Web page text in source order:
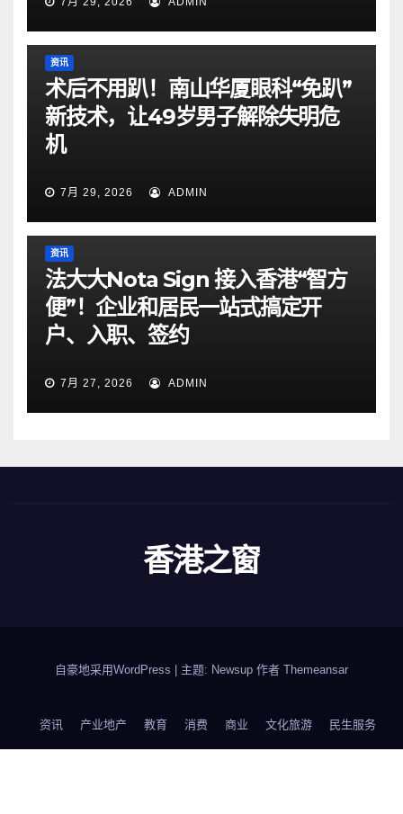
资讯
术后不用趴！南山华厦眼科“免趴”
新技术，让49岁男子解除失明危
机
7月 29, 2026 ADMIN
资讯
法大大Nota Sign 接入香港“智方
便”！企业和居民一站式搞定开
户、入职、签约
7月 27, 2026 ADMIN
香港之窗
自豪地采用WordPress 主题: Newsup 作者 Themeansar
资讯 产业地产 教育 消费 商业 文化旅游 民生服务